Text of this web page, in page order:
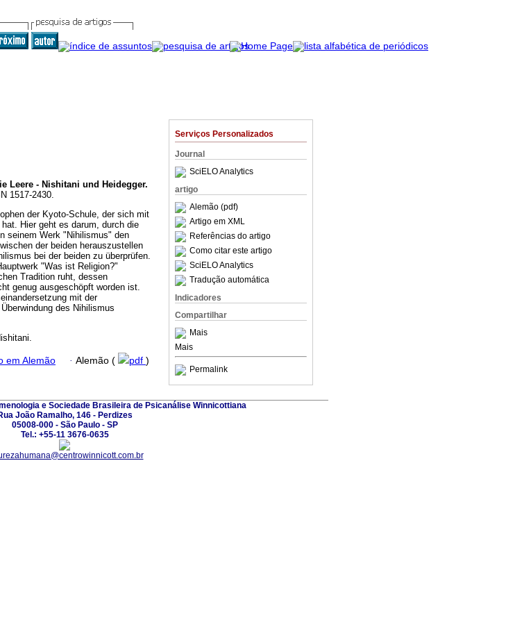
Serviços Personalizados
Journal
SciELO Analytics
artigo
Alemão (pdf)
Artigo em XML
Referências do artigo
Como citar este artigo
SciELO Analytics
Tradução automática
Indicadores
Compartilhar
Mais
Mais
Permalink
Leere - Nishitani und Heidegger.
1517-2430.
der Kyoto-Schule, der sich mit
Hier geht es darum, durch die
seinem Werk "Nihilismus" den
der beiden herauszustellen
bei der beiden zu überprüfen.
"Was ist Religion?"
Tradition ruht, dessen
genug ausgeschöpft worden ist.
mit der
des Nihilismus
em Alemão · Alemão ( pdf )
e Sociedade Brasileira de Psicanálise Winnicottiana
João Ramalho, 146 - Perdizes
05008-000 - São Paulo - SP
Tel.: +55-11 3676-0635